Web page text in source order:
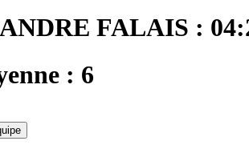
FALAIS :
: 6